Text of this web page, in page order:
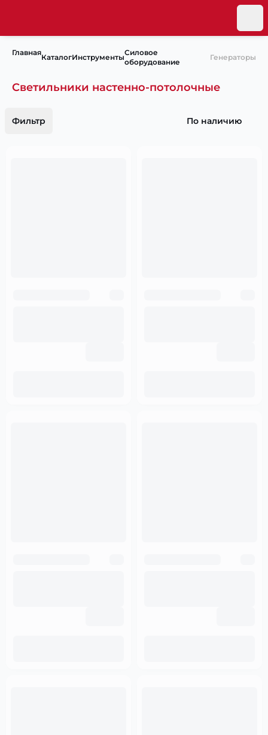
Главная
КаталогИнструменты
Силовое
оборудование
Генераторы
Светильники настенно-потолочные
Фильтр По наличию